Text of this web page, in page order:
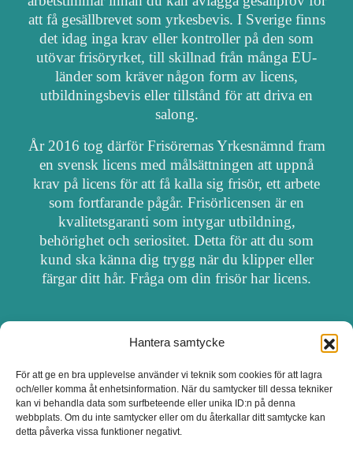
Hantera samtycke
För att ge en bra upplevelse använder vi teknik som cookies för att lagra
och/eller komma åt enhetsinformation. När du samtycker till dessa tekniker
kan vi behandla data som surfbeteende eller unika ID:n på denna
webbplats. Om du inte samtycker eller om du återkallar ditt samtycke kan
detta påverka vissa funktioner negativt.
att få gesällbrevet som yrkesbevis. I Sverige finns
det idag inga krav eller kontroller på den som
utövar frisöryrket, till skillnad från många EU-
länder som kräver någon form av licens,
utbildningsbevis eller tillstånd för att driva en
salong.
År 2016 tog därför Frisörernas Yrkesnämnd fram
en svensk licens med målsättningen att uppnå
krav på licens för att få kalla sig frisör, ett arbete
som fortfarande pågår. Frisörlicensen är en
kvalitetsgaranti som intygar utbildning,
behörighet och seriositet. Detta för att du som
kund ska känna dig trygg när du klipper eller
färgar ditt hår. Fråga om din frisör har licens.
OM FRISÖRSÖK
UPPDATERA SALONG